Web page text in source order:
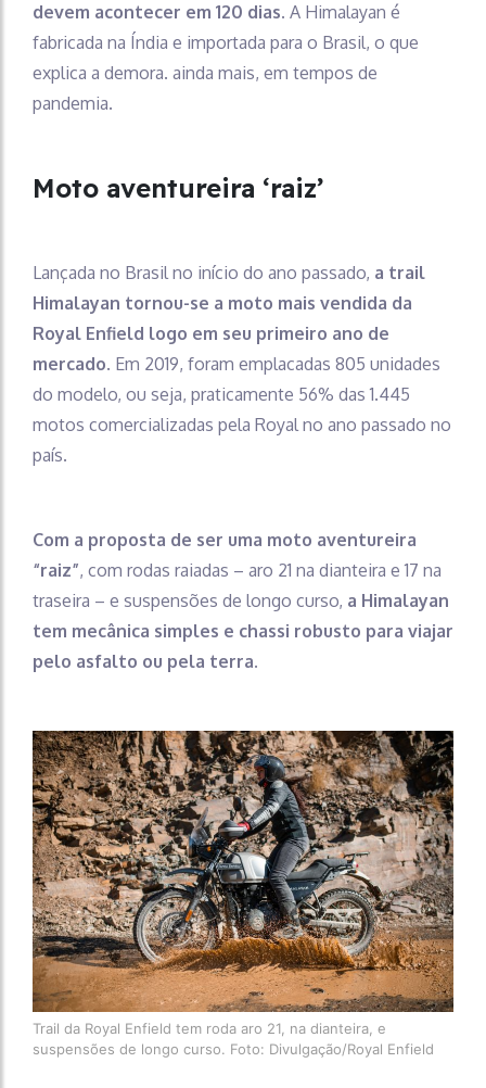
devem acontecer em 120 dias. A Himalayan é
fabricada na Índia e importada para o Brasil, o que
explica a demora. ainda mais, em tempos de
pandemia.
Moto aventureira ‘raiz’
Lançada no Brasil no início do ano passado, a trail
Himalayan tornou-se a moto mais vendida da
Royal Enfield logo em seu primeiro ano de
mercado. Em 2019, foram emplacadas 805 unidades
do modelo, ou seja, praticamente 56% das 1.445
motos comercializadas pela Royal no ano passado no
país.
Com a proposta de ser uma moto aventureira
“raiz”, com rodas raiadas – aro 21 na dianteira e 17 na
traseira – e suspensões de longo curso, a Himalayan
tem mecânica simples e chassi robusto para viajar
pelo asfalto ou pela terra.
Trail da Royal Enfield tem roda aro 21, na dianteira, e
suspensões de longo curso. Foto: Divulgação/Royal Enfield